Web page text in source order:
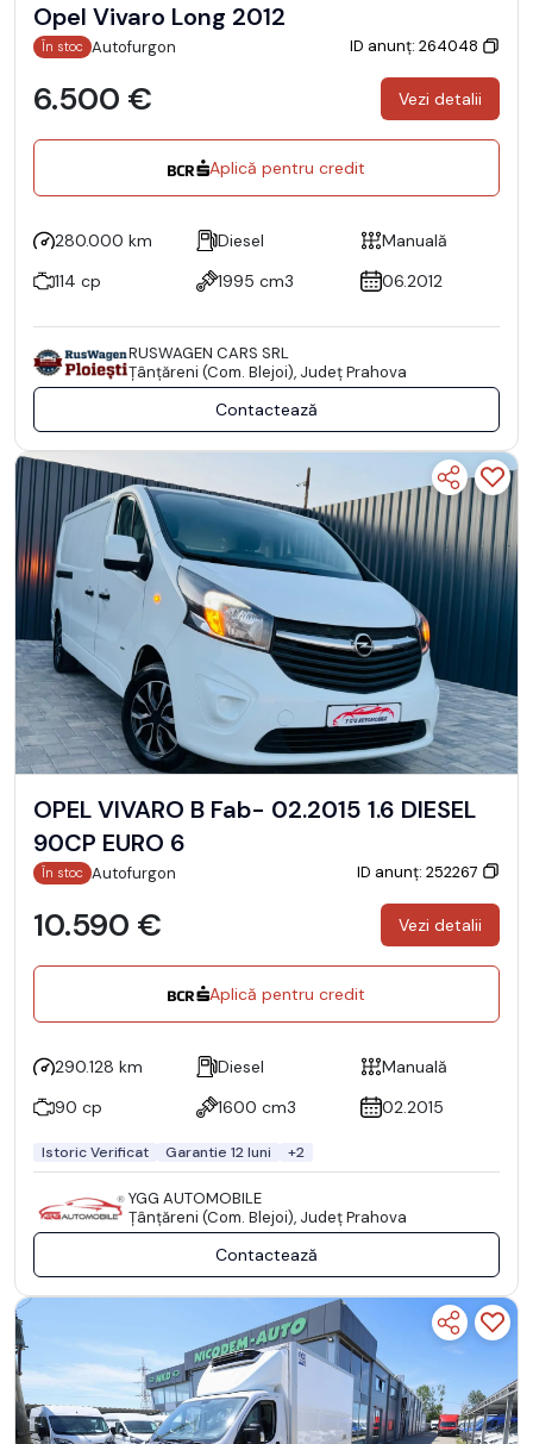
Opel Vivaro Long 2012
În stoc Autofurgon ID anunț: 264048
6.500 € Vezi detalii
Aplică pentru credit
280.000 km Diesel
Manuală
114 cp
1995 cm3 06.2012
RUSWAGEN CARS SRL
Ţânţăreni (Com. Blejoi), Județ Prahova
Contactează
OPEL VIVARO B Fab- 02.2015 1.6 DIESEL
90CP EURO 6
În stoc Autofurgon ID anunț: 252267
10.590 € Vezi detalii
Aplică pentru credit
290.128 km Diesel
Manuală
90 cp
1600 cm3 02.2015
Istoric Verificat Garantie 12 luni +2
YGG AUTOMOBILE
Ţânţăreni (Com. Blejoi), Județ Prahova
Contactează